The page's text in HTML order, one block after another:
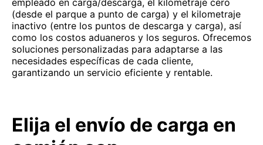
empleado en carga/descarga, el kilometraje cero
(desde el parque a punto de carga) y el kilometraje
inactivo (entre los puntos de descarga y carga), así
como los costos aduaneros y los seguros. Ofrecemos
soluciones personalizadas para adaptarse a las
necesidades específicas de cada cliente,
garantizando un servicio eficiente y rentable.
Elija el envío de carga en